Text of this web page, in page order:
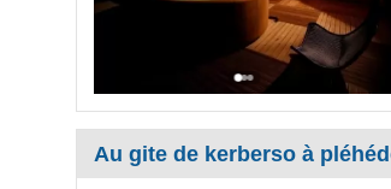
Au gite de kerberso à